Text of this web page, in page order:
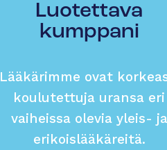
Luotettava
kumppani
Lääkärimme ovat
koulutettuja uransa eri
vaiheissa olevia yleis- ja
erikoislääkäreitä.